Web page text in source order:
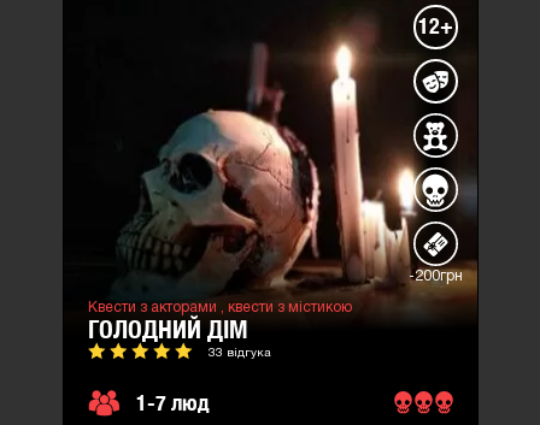
12+
-200грн
Квести з акторами , квести з містикою
ГОЛОДНИЙ ДІМ
33 відгука
1-7 люд